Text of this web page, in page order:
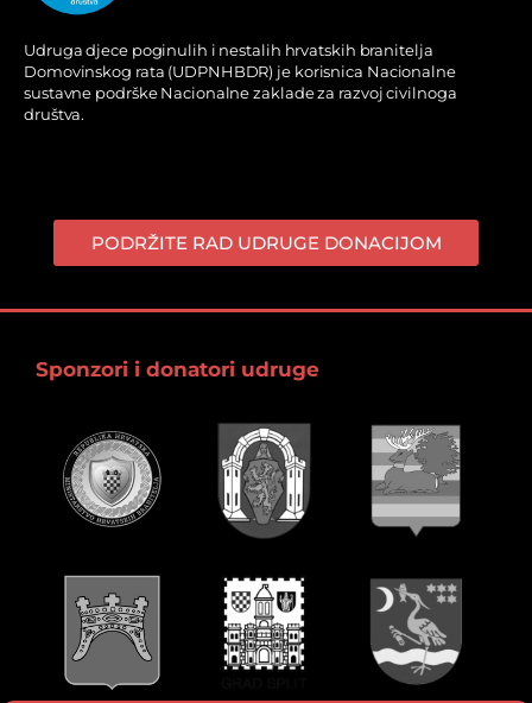
Udruga djece poginulih i nestalih hrvatskih branitelja
Domovinskog rata (UDPNHBDR) je korisnica Nacionalne
sustavne podrške Nacionalne zaklade za razvoj civilnoga
društva.
PODRŽITE RAD UDRUGE DONACIJOM
Sponzori i donatori udruge